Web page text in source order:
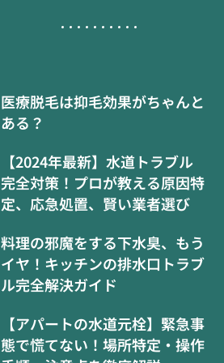
医療脱毛は抑毛効果がちゃんと
ある？
【2024年最新】水道トラブル
完全対策！プロが教える原因特
定、応急処置、賢い業者選び
料理の邪魔をする下水臭、もう
イヤ！キッチンの排水口トラブ
ル完全解決ガイド
【アパートの水道元栓】緊急事
態で慌てない！場所特定・操作